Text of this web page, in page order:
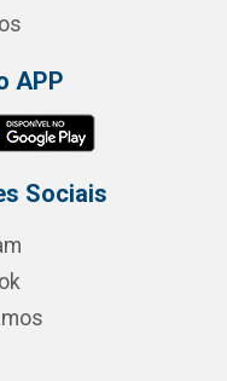
APP
Sociais